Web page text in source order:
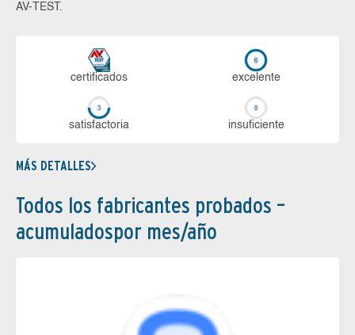
AV-TEST.
certi­ficados ex­ce­len­te
sa­tis­fac­to­ria in­su­fi­cien­te
MÁS DETALLES
Todos los fabricantes probados –
acumuladospor mes/año